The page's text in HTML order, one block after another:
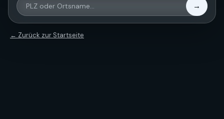
→
← Zurück zur Startseite